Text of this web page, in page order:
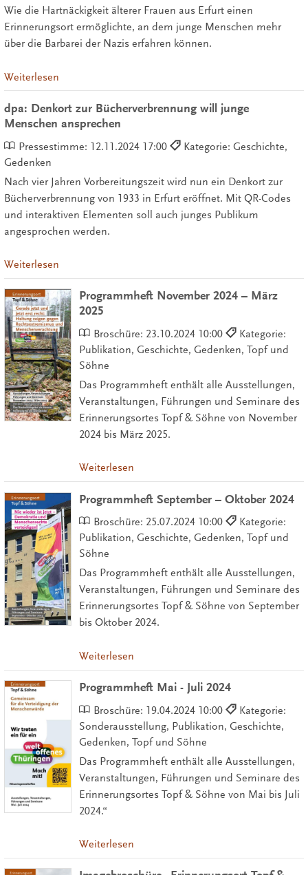
Wie die Hartnäckigkeit älterer Frauen aus Erfurt einen
Erinnerungsort ermöglichte, an dem junge Menschen mehr
über die Barbarei der Nazis erfahren können.
Weiterlesen
dpa: Denkort zur Bücherverbrennung will junge
Menschen ansprechen
Pressestimme: 12.11.2024 17:00
Kategorie: Geschichte,
Gedenken
Nach vier Jahren Vorbereitungszeit wird nun ein Denkort zur
Bücherverbrennung von 1933 in Erfurt eröffnet. Mit QR-Codes
und interaktiven Elementen soll auch junges Publikum
angesprochen werden.
Weiterlesen
Programmheft November 2024 – März
2025
Broschüre: 23.10.2024 10:00
Kategorie:
Publikation, Geschichte, Gedenken, Topf und
Söhne
Das Programmheft enthält alle Ausstellungen,
Veranstaltungen, Führungen und Seminare des
Erinnerungsortes Topf & Söhne von November
2024 bis März 2025.
Weiterlesen
Programmheft September – Oktober 2024
Broschüre: 25.07.2024 10:00
Kategorie:
Publikation, Geschichte, Gedenken, Topf und
Söhne
Das Programmheft enthält alle Ausstellungen,
Veranstaltungen, Führungen und Seminare des
Erinnerungsortes Topf & Söhne von September
bis Oktober 2024.
Weiterlesen
Programmheft Mai - Juli 2024
Broschüre: 19.04.2024 10:00
Kategorie:
Sonderausstellung, Publikation, Geschichte,
Gedenken, Topf und Söhne
Das Programmheft enthält alle Ausstellungen,
Veranstaltungen, Führungen und Seminare des
Erinnerungsortes Topf & Söhne von Mai bis Juli
2024.“
Weiterlesen